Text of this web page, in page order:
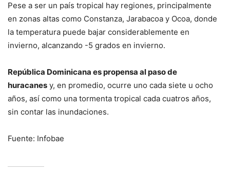
Pese a ser un país tropical hay regiones, principalmente
en zonas altas como Constanza, Jarabacoa y Ocoa, donde
la temperatura puede bajar considerablemente en
invierno, alcanzando -5 grados en invierno.
República Dominicana es propensa al paso de
huracanes y, en promedio, ocurre uno cada siete u ocho
años, así como una tormenta tropical cada cuatros años,
sin contar las inundaciones.
Fuente: Infobae